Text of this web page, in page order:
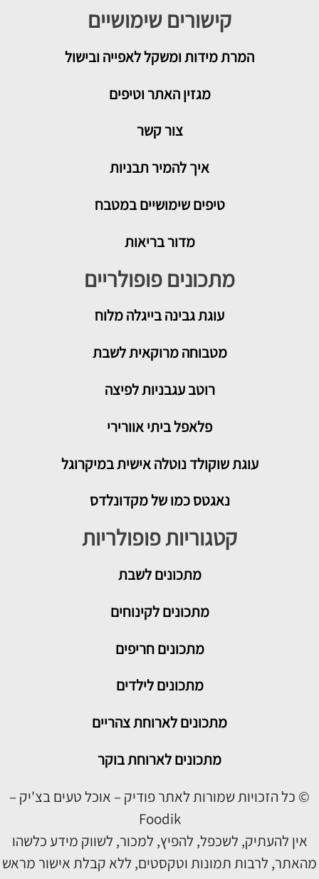
קישורים שימושיים
המרת מידות ומשקל לאפייה ובישול
מגזין האתר וטיפים
צור קשר
איך להמיר תבניות
טיפים שימושיים במטבח
מדור בריאות
מתכונים פופולריים
עוגת גבינה בייגלה מלוח
מטבוחה מרוקאית לשבת
רוטב עגבניות לפיצה
פלאפל ביתי אוורירי
עוגת שוקולד נוטלה אישית במיקרוגל
נאגטס כמו של מקדונלדס
קטגוריות פופולריות
מתכוניםלשבת
מתכונים לקינוחים
מתכונים חריפים
מתכונים לילדים
מתכונים לארוחת צהריים
מתכונים לארוחת בוקר
© כל הזכויות שמורות לאתר פודיק – אוכל טעים בצ'יק –
Foodik
אין להעתיק, לשכפל, להפיץ, למכור, לשווק מידע כלשהו
מהאתר, לרבות תמונות וטקסטים, ללא קבלת אישור מראש